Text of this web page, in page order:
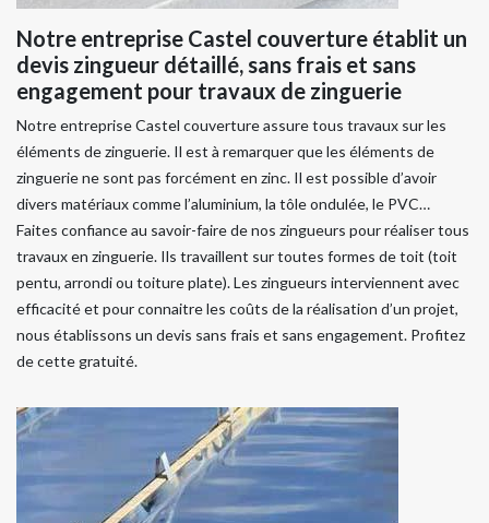
Notre entreprise Castel couverture établit un
devis zingueur détaillé, sans frais et sans
engagement pour travaux de zinguerie
Notre entreprise Castel couverture assure tous travaux sur les
éléments de zinguerie. Il est à remarquer que les éléments de
zinguerie ne sont pas forcément en zinc. Il est possible d’avoir
divers matériaux comme l’aluminium, la tôle ondulée, le PVC…
Faites confiance au savoir-faire de nos zingueurs pour réaliser tous
travaux en zinguerie. Ils travaillent sur toutes formes de toit (toit
pentu, arrondi ou toiture plate). Les zingueurs interviennent avec
efficacité et pour connaitre les coûts de la réalisation d’un projet,
nous établissons un devis sans frais et sans engagement. Profitez
de cette gratuité.